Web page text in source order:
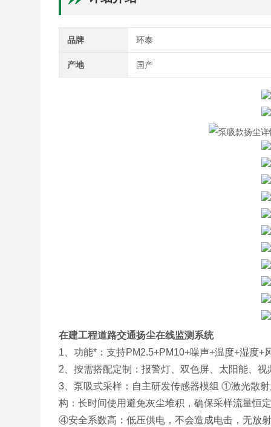
品牌 环泰
产地 国产
在建工程道路交通扬尘在线监测系统
1、功能*：支持PM2.5+PM10+噪声+温度+湿度
2、按需搭配定制：报警灯、双色屏、太阳能、
3、泵吸式采样：自主研发传感器模组 ①激光散
构：长时间使用避免灰尘堆积，确保采样流量恒
④安全系数高：低压供电，不会造成电击，无放